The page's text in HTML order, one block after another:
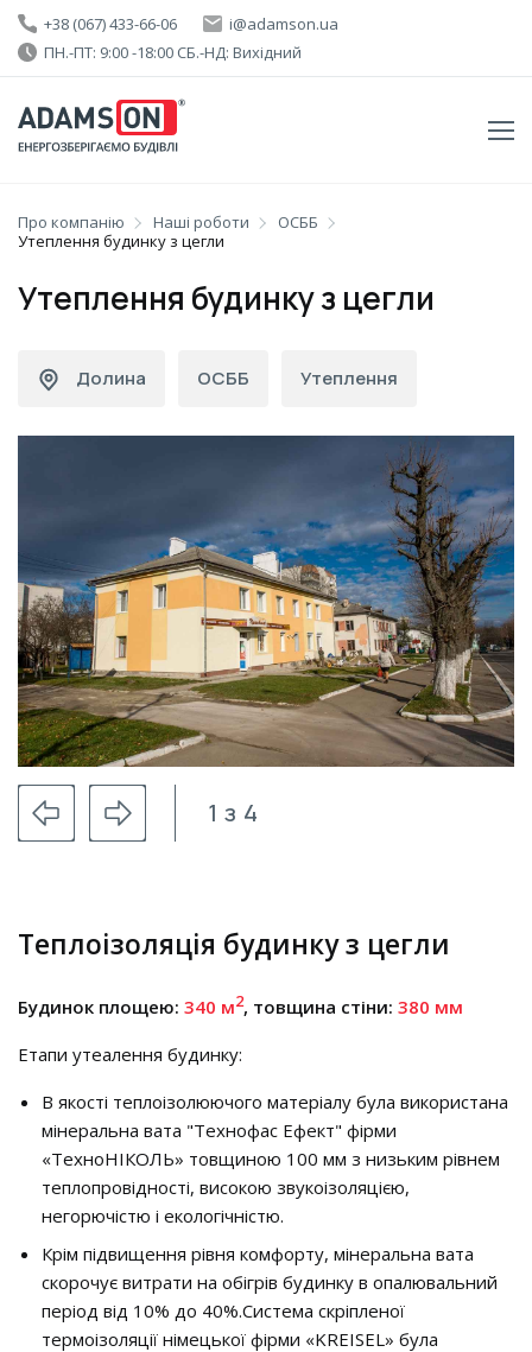
+38 (067) 433-66-06
i@adamson.ua
ПН.-ПТ: 9:00 -18:00 СБ.-НД: Вихідний
Про компанію Наші роботи
ОСББ
Утеплення будинку з цегли
Утеплення будинку з цегли
Долина ОСББ Утеплення
1 з 4
Теплоізоляція будинку з цегли
Будинок площею: 340 м2, товщина стіни: 380 мм
Етапи утеалення будинку:
В якості теплоізолюючого матеріалу була використана
мінеральна вата "Технофас Ефект" фірми
«ТехноНІКОЛЬ» товщиною 100 мм з низьким рівнем
теплопровідності, високою звукоізоляцією,
негорючістю і екологічністю.
Крім підвищення рівня комфорту, мінеральна вата
скорочує витрати на обігрів будинку в опалювальний
період від 10% до 40%.Система скріпленої
термоізоляції німецької фірми «KREISEL» була